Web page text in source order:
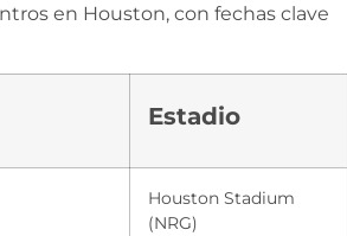
en Houston, con fechas clave
Estadio
Houston Stadium
(NRG)